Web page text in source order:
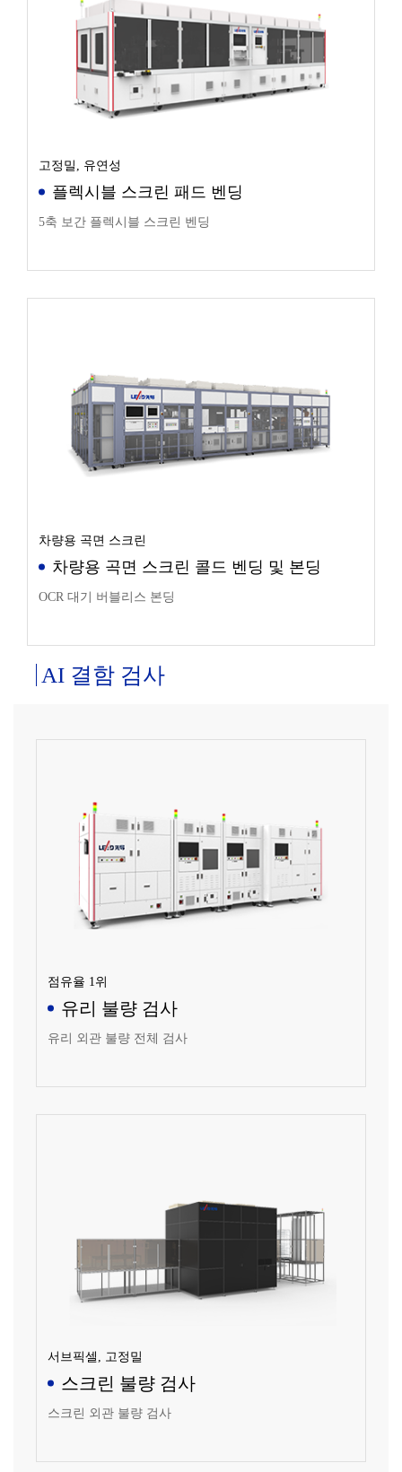
고정밀, 유연성
플렉시블 스크린 패드 벤딩
5축 보간 플렉시블 스크린 벤딩
차량용 곡면 스크린
차량용 곡면 스크린 콜드 벤딩 및 본딩
OCR 대기 버블리스 본딩
AI 결함 검사
점유율 1위
유리 불량 검사
유리 외관 불량 전체 검사
서브픽셀, 고정밀
스크린 불량 검사
스크린 외관 불량 검사